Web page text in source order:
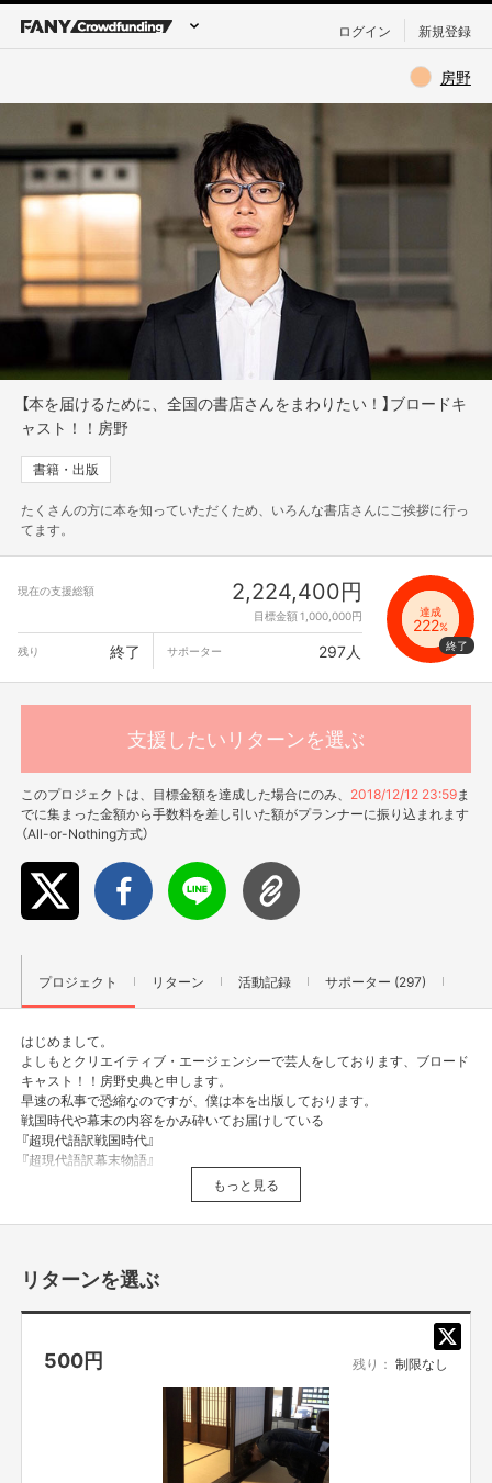
ログイン 新規登録
房野
【本を届けるために、全国の書店さんをまわりたい！】ブロードキ
ャスト！！房野
書籍・出版
たくさんの方に本を知っていただくため、いろんな書店さんにご挨拶に行っ
てます。
現在の支援総額 2,224,400円
目標金額 1,000,000円 達成
222%
残り
終了 サポーター 297人
支援したいリターンを選ぶ
このプロジェクトは、目標金額を達成した場合にのみ、 2018/12/12 23:59ま
でに集まった金額から手数料を差し引いた額がプランナーに振り込まれます
（All-or-Nothing方式）
プロジェクト リターン 活動記録 サポーター (297)
はじめまして。
よしもとクリエイティブ・エージェンシーで芸人をしております、ブロード
キャスト！！房野史典と申します。
早速の私事で恐縮なのですが、僕は本を出版しております。
戦国時代や幕末の内容をかみ砕いてお届けしている
『超現代語訳戦国時代』
『超現代語訳幕末物語』
こちら、「歴史苦手だなー」「興味あるけど戦国とか幕末ってハードル高いな
広めたいんです。
ーするのはなんだか悲しい。
別に「歴史好きになりましょうよ」とは言いません。
ただ、内容を知らずに「なんだか難しそう……」と毛嫌いするのはあまりに
"食わず嫌い"の状態があまりにもったいないと思ったんです。
歴史を学ぶって、未来につながる行為だから。
先人たちが残してくれた"失敗"や"成功"を知るのって、データとして持って
もっと見る
リターンを選ぶ
500円 残り： 制限なし